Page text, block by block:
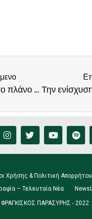
Σε πρώτο πλάνο τα ενεργειακά του Δήμου Ηρακλείου, στη συνάντηση Φραγκίσκου Παρασύρη και Νίκου Γιαλιτάκη
Χρήσης & Πολιτική Απορρήτου
– Τελευταία Νέα
ΠΑΡΑΣΥΡΗΣ - 2022